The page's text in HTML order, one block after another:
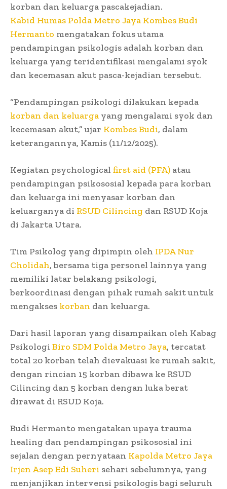
korban dan keluarga pascakejadian.
Kabid Humas Polda Metro Jaya Kombes Budi
Hermanto mengatakan fokus utama
pendampingan psikologis adalah korban dan
keluarga yang teridentifikasi mengalami syok
dan kecemasan akut pasca-kejadian tersebut.
“Pendampingan psikologi dilakukan kepada
korban dan keluarga yang mengalami syok dan
kecemasan akut,” ujar Kombes Budi, dalam
keterangannya, Kamis (11/12/2025).
Kegiatan psychological first aid (PFA) atau
pendampingan psikososial kepada para korban
dan keluarga ini menyasar korban dan
keluarganya di RSUD Cilincing dan RSUD Koja
di Jakarta Utara.
Tim Psikolog yang dipimpin oleh IPDA Nur
Cholidah, bersama tiga personel lainnya yang
memiliki latar belakang psikologi,
berkoordinasi dengan pihak rumah sakit untuk
mengakses korban dan keluarga.
Dari hasil laporan yang disampaikan oleh Kabag
Psikologi Biro SDM Polda Metro Jaya, tercatat
total 20 korban telah dievakuasi ke rumah sakit,
dengan rincian 15 korban dibawa ke RSUD
Cilincing dan 5 korban dengan luka berat
dirawat di RSUD Koja.
Budi Hermanto mengatakan upaya trauma
healing dan pendampingan psikososial ini
sejalan dengan pernyataan Kapolda Metro Jaya
Irjen Asep Edi Suheri sehari sebelumnya, yang
menjanjikan intervensi psikologis bagi seluruh